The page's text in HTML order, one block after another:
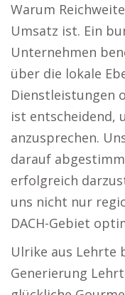
Warum
Umsatz ist. Ein
Unternehmen
über die lokale
Dienstleistungen
ist entscheidend,
anzusprechen.
darauf
erfolgreich
uns nicht nur
DACH-Gebiet
Ulrike aus Lehrte
Generierung